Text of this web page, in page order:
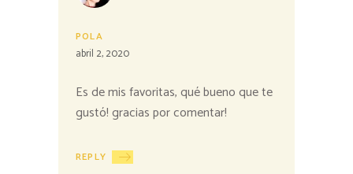
POLA
abril 2, 2020
Es de mis favoritas, qué bueno que te
gustó! gracias por comentar!
REPLY